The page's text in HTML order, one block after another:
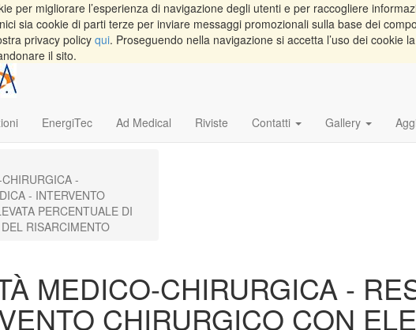
per migliorare l’esperienza di navigazione degli utenti e per raccogliere
sia cookie di parti terze per inviare messaggi promozionali sulla base dei
privacy policy qui. Proseguendo nella navigazione si accetta l’uso dei cookie
il sito.
EnergiTec Ad Medical Riviste Contatti Gallery
-
- INTERVENTO
PERCENTUALE DI
RISARCIMENTO
MEDICO-CHIRURGICA -
CHIRURGICO CON